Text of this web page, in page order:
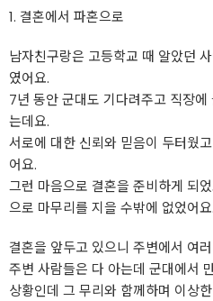
1. 결혼에서 파혼으로
남자친구랑은 고등학교 때 알았던
였어요.
7년 동안 군대도 기다려주고 직장
는데요.
서로에 대한 신뢰와 믿음이 두터웠
어요.
그런 마음으로 결혼을 준비하게 되
으로 마무리를 지을 수밖에 없었어요.
결혼을 앞두고 있으니 주변에서 여
주변 사람들은 다 아는데 군대에서
상황인데 그 무리와 함께하며 이상